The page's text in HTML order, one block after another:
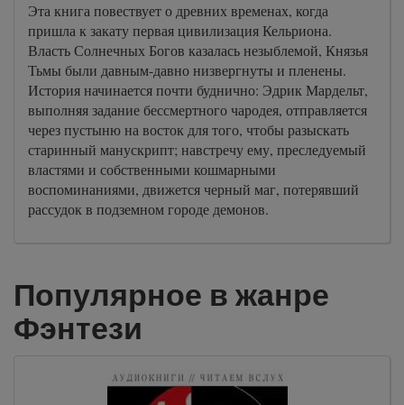
Эта книга повествует о древних временах, когда
пришла к закату первая цивилизация Кельриона.
Власть Солнечных Богов казалась незыблемой, Князья
Тьмы были давным-давно низвергнуты и пленены.
История начинается почти буднично: Эдрик Мардельт,
выполняя задание бессмертного чародея, отправляется
через пустыню на восток для того, чтобы разыскать
старинный манускрипт; навстречу ему, преследуемый
властями и собственными кошмарными
воспоминаниями, движется черный маг, потерявший
рассудок в подземном городе демонов.
Популярное в жанре
Фэнтези